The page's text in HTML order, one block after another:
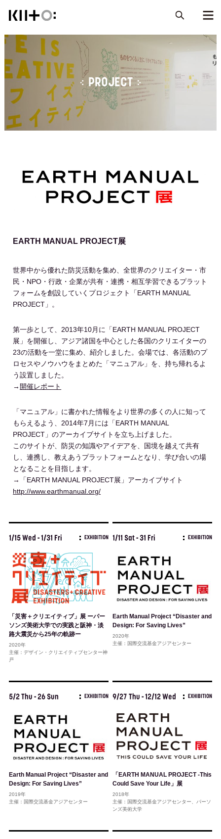
PROJECT
EARTH MANUAL PROJECT展
世界中から優れた防災活動を集め、全世界のクリエイター・市
民・NPO・行政・企業が共有・連携・相互学習できるプラット
フォームを創設していくプロジェクト「EARTH MANUAL
PROJECT」。
第一歩として、2013年10月に「EARTH MANUAL PROJECT
展」を開催し、アジア諸国を中心とした各国のクリエイターの
23の活動を一堂に集め、紹介しました。会場では、各活動のプ
ロセスやノウハウをまとめた「マニュアル」を、持ち帰れるよ
う設置しました。
→ 開催レポート
「マニュアル」に書かれた情報をより世界の多くの人に知って
もらえるよう、2014年7月には「EARTH MANUAL
PROJECT」のアーカイブサイトを立ち上げました。
このサイトが、防災の知識やアイデアを、国境を越えて共有
し、連携し、教えあうプラットフォームとなり、学び合いの場
となることを目指します。
→「EARTH MANUAL PROJECT展」アーカイブサイト
http://www.earthmanual.org/
1/15 Wed - 1/31 Fri EXHIBITION
「災害＋クリエイティブ」展 ーパー
ソンズ美術大学での実践と阪神・淡
路大震災から25年の軌跡ー
2020年
主催：デザイン・クリエイティブセンター神
戸
1/11 Sat - 31 Fri EXHIBITION
Earth Manual Project “Disaster and
Design: For Saving Lives”
2020年
主催：国際交流基金アジアセンター
5/2 Thu - 26 Sun EXHIBITION
Earth Manual Project “Disaster and
Design: For Saving Lives”
2019年
主催：国際交流基金アジアセンター
9/27 Thu - 12/12 Wed EXHIBITION
「EARTH MANUAL PROJECT -This
Could Save Your Life」展
2018年
主催：国際交流基金アジアセンター、パーソ
ンズ美術大学